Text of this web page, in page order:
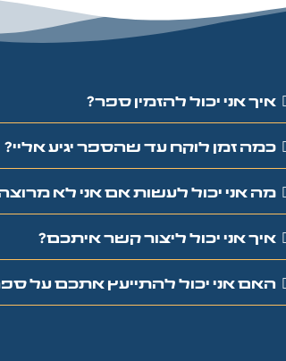
איך אני יכול להזמין ספר?
כמה זמן לוקח עד שהספר יגיע אליי?
מה אני יכול לעשות אם אני לא
איך אני יכול ליצור קשר איתכם?
האם אני יכול להתייעץ אתכם על